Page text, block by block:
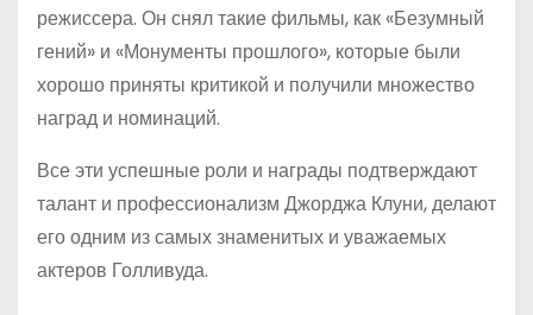
режиссера. Он снял такие фильмы, как «Безумный
гений» и «Монументы прошлого», которые были
хорошо приняты критикой и получили множество
наград и номинаций.
Все эти успешные роли и награды подтверждают
талант и профессионализм Джорджа Клуни, делают
его одним из самых знаменитых и уважаемых
актеров Голливуда.